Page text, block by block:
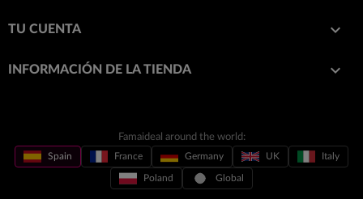
TU CUENTA 
INFORMACIÓN DE LA TIENDA keyboard_arrow_down
Famaideal around the world:
Spain France Germany UK Italy
Poland Global